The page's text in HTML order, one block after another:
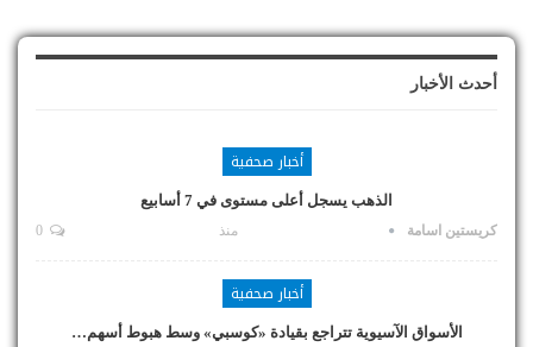
أحدث الأخبار
أخبار صحفية
الذهب يسجل أعلى مستوى في 7 أسابيع
كريستين اسامة منذ
أخبار صحفية
الأسواق الآسيوية تتراجع بقيادة «كوسبي» وسط هبوط أسهم…